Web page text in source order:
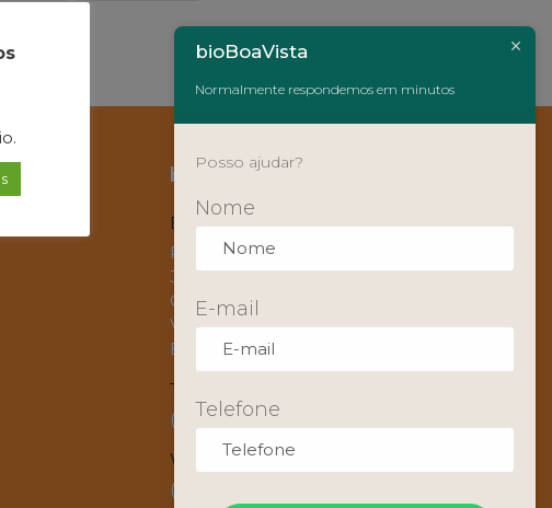
bioBoaVista
Endereço
Rua Um, 437
Jd. Nova Espírito Santo
CEP 13273-200
Valinhos, SP
Brasil
Telefone
(19) 3849-7499
WhatsApp
(19) 99459-4855
bioBoaVista
Normalmente respondemos em minutos
Posso ajudar?
Nome
E-mail
Telefone